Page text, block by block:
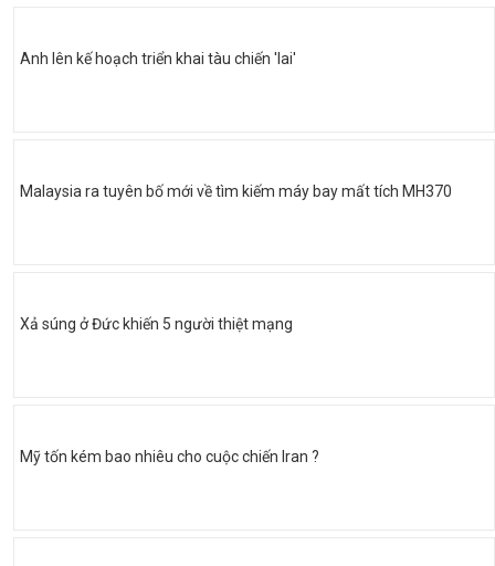
Anh lên kế hoạch triển khai tàu chiến 'lai'
Malaysia ra tuyên bố mới về tìm kiếm máy bay mất tích MH370
Xả súng ở Đức khiến 5 người thiệt mạng
Mỹ tốn kém bao nhiêu cho cuộc chiến Iran ?